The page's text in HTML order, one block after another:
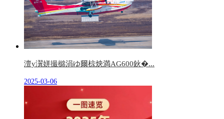
澶у瀷姘撮檰涓ゆ爾椋炴満AG600鈥�...
2025-03-06